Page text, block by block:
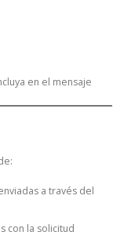
en el mensaje
a través del
con la solicitud